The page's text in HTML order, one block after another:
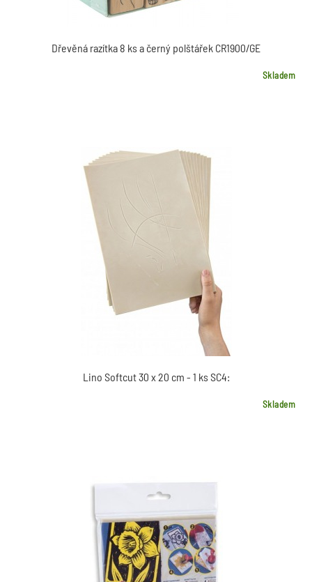
Dřevěná razítka 8 ks a černý polštářek CR1900/GE
Skladem
Lino Softcut 30 x 20 cm - 1 ks SC4:
Skladem